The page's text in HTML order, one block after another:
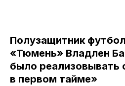
Полузащитник
«Тюмень» Владлен
было реализовывать
в первом тайме»